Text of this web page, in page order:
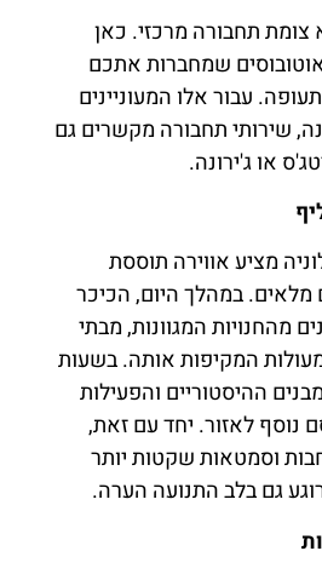
תחבורה מרכזי. כאן
שמחברות אתכם
עבור אלו המעוניינים
שירותי תחבורה מקשרים גם
או ג'ירונה.
מציע אווירה תוססת
מלאים. במהלך היום, הכיכר
מהחנויות המגוונות, מבתי
המקיפות אותה. בשעות
ההיסטוריים והפעילות
לאזור. יחד עם זאת,
וסמטאות שקטות יותר
גם בלב התנועה הערה.